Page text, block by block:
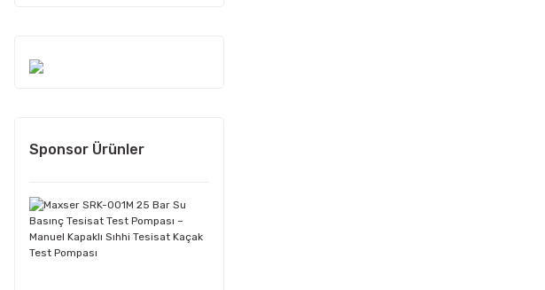
Sponsor Ürünler